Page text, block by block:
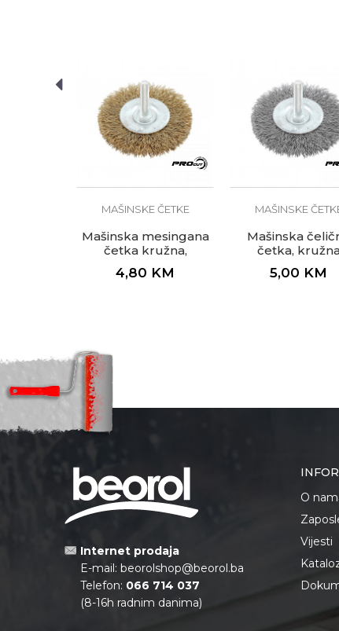
MAŠINSKE ČETKE
Mašinska mesingana
četka kružna,
ø100mm za bušilicu
4,80 KM
MAŠINSKE
Mašinska
četka,
ø100mm za
5,00 KM
Internet prodaja
E-mail: beorolshop@beorol.ba
Telefon: 066 714 037
(8-16h radnim danima)
O
Vijesti